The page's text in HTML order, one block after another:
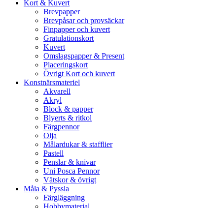
Kort & Kuvert
Brevpapper
Brevpåsar och provsäckar
Finpapper och kuvert
Gratulationskort
Kuvert
Omslagspapper & Present
Placeringskort
Övrigt Kort och kuvert
Konstnärsmateriel
Akvarell
Akryl
Block & papper
Blyerts & ritkol
Färgpennor
Olja
Målardukar & stafflier
Pastell
Penslar & knivar
Uni Posca Pennor
Vätskor & övrigt
Måla & Pyssla
Färgläggning
Hobbymaterial